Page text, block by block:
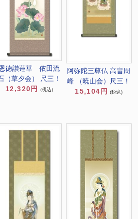
徳讃蓮華 依田流
（草夕会） 尺三！
12,320円
(税込)
阿弥陀三尊仏 高畠周
峰 （暁山会）尺三！
15,104円
(税込)